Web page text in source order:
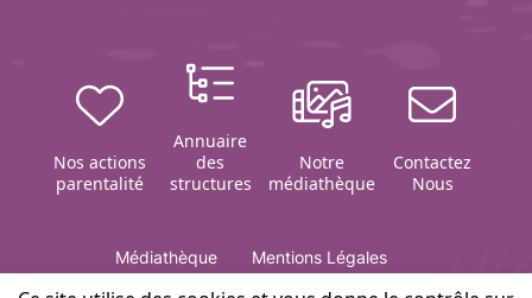
Nos actions
parentalité
Annuaire
des
structures
Notre
médiathèque
Contactez
Nous
Médiathèque
Mentions Légales